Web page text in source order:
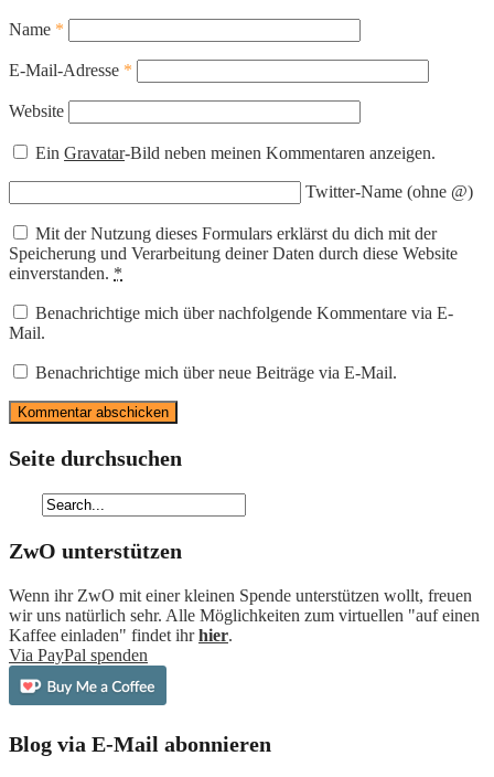
Name *
E-Mail-Adresse *
Website
EinGravatar-Bild neben meinen Kommentaren anzeigen.
Twitter-Name (ohne @)
Mit der Nutzung dieses Formulars erklärst du dich mit der
Speicherung und Verarbeitung deiner Daten durch diese Website
einverstanden. *
Benachrichtige mich über nachfolgende Kommentare via E-
Mail.
Benachrichtige mich über neue Beiträge via E-Mail.
Seite durchsuchen
ZwO unterstützen
Wenn ihr ZwO mit einer kleinen Spende unterstützen wollt, freuen
wir uns natürlich sehr. Alle Möglichkeiten zum virtuellen "auf einen
Kaffee einladen" findet ihrhier.
Via PayPal spenden
Blog via E-Mail abonnieren